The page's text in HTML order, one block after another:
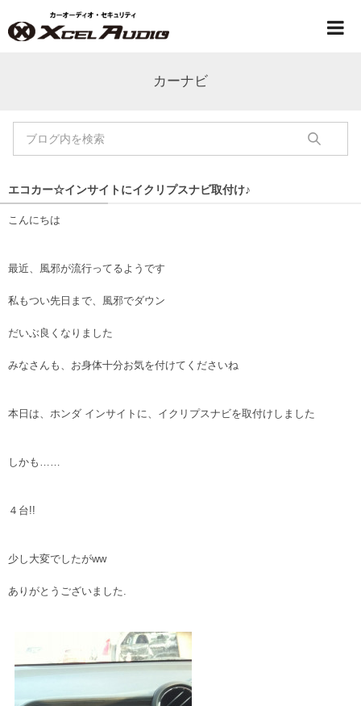
カーナビ
エコカー☆インサイトにイクリプスナビ取付け♪
こんにちは
最近、風邪が流行ってるようです
私もつい先日まで、風邪でダウン
だいぶ良くなりました
みなさんも、お身体十分お気を付けてくださいね
本日は、ホンダ インサイトに、イクリプスナビを取付けしました
しかも……
４台!!
少し大変でしたがww
ありがとうございました.